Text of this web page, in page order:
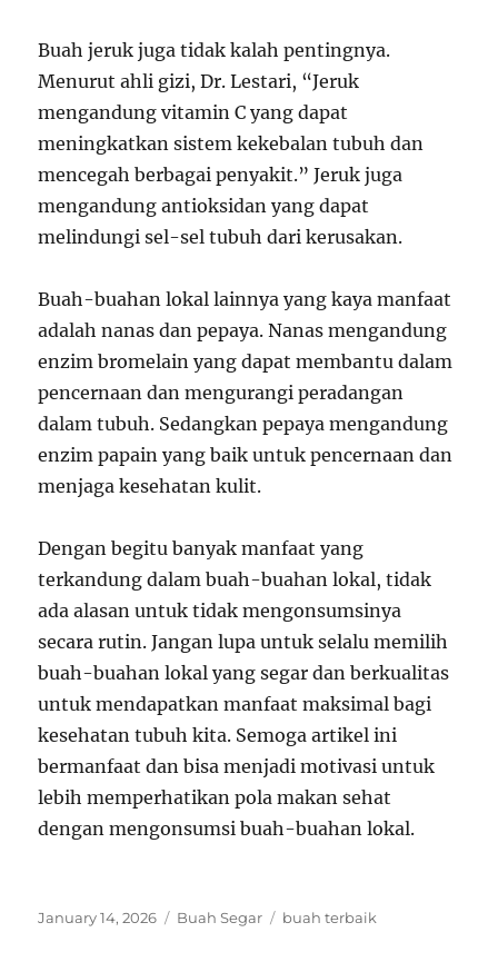
Buah jeruk juga tidak kalah pentingnya.
Menurut ahli gizi, Dr. Lestari, “Jeruk
mengandung vitamin C yang dapat
meningkatkan sistem kekebalan tubuh dan
mencegah berbagai penyakit.” Jeruk juga
mengandung antioksidan yang dapat
melindungi sel-sel tubuh dari kerusakan.
Buah-buahan lokal lainnya yang kaya manfaat
adalah nanas dan pepaya. Nanas mengandung
enzim bromelain yang dapat membantu dalam
pencernaan dan mengurangi peradangan
dalam tubuh. Sedangkan pepaya mengandung
enzim papain yang baik untuk pencernaan dan
menjaga kesehatan kulit.
Dengan begitu banyak manfaat yang
terkandung dalam buah-buahan lokal, tidak
ada alasan untuk tidak mengonsumsinya
secara rutin. Jangan lupa untuk selalu memilih
buah-buahan lokal yang segar dan berkualitas
untuk mendapatkan manfaat maksimal bagi
kesehatan tubuh kita. Semoga artikel ini
bermanfaat dan bisa menjadi motivasi untuk
lebih memperhatikan pola makan sehat
dengan mengonsumsi buah-buahan lokal.
Posted
January 14, 2026 Categories
Buah Segar Tags
buah terbaik